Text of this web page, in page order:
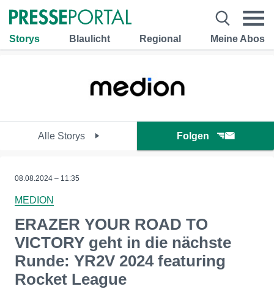
Storys Blaulicht Regional Meine Abos
Alle Storys Folgen
08.08.2024 – 11:35
MEDION
ERAZER YOUR ROAD TO
VICTORY geht in die nächste
Runde: YR2V 2024 featuring
Rocket League